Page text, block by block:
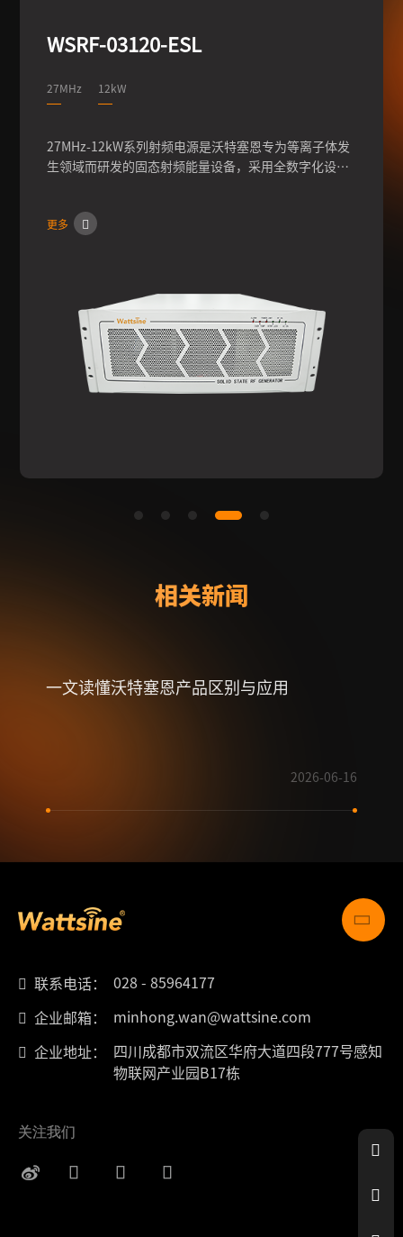
WSRF-03120-ESL
27MHz 12kW
27MHz-12kW系列射频电源是沃特塞恩专为等离子体发
生领域而研发的固态射频能量设备，采用全数字化设
需求。
更多
相关新闻
一文读懂沃特塞恩产品区别与应用
2026-06-16
联系电话：
028 - 85964177
企业邮箱：
minhong.wan@wattsine.com
企业地址：
四川成都市双流区华府大道四段777号感知
物联网产业园B17栋
关注我们